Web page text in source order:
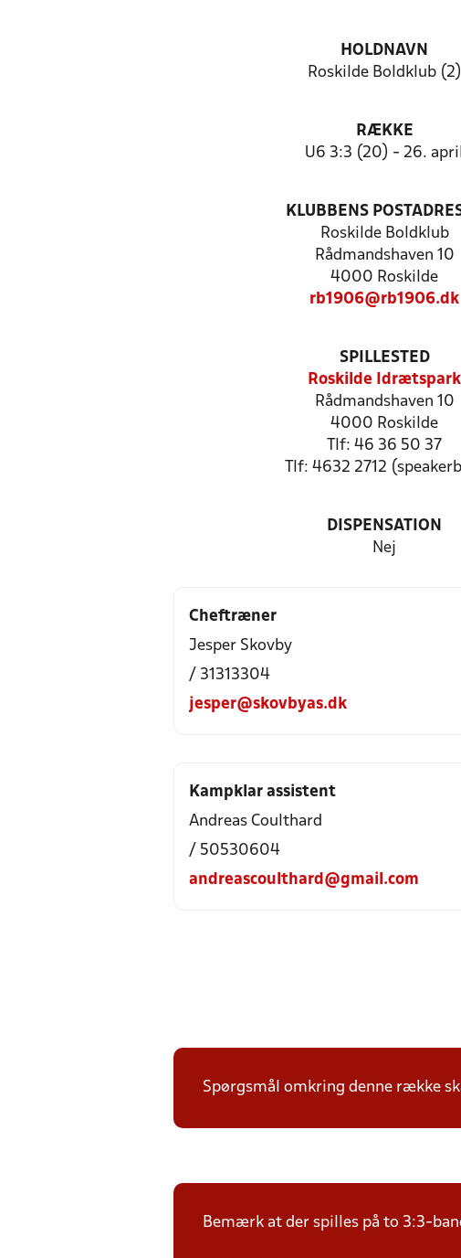
HOLDNAVN
Roskilde Boldklub (2)
RÆKKE
U6 3:3 (20) - 26. april
KLUBBENS
Roskilde Boldklub
Rådmandshaven 10
4000 Roskilde
rb1906@rb1906.dk
SPILLESTED
Roskilde Idrætspark
Rådmandshaven 10
4000 Roskilde
Tlf: 46 36 50 37
Tlf: 4632 2712
DISPENSATION
Nej
Cheftræner
Jesper Skovby
/ 31313304
jesper@skovbyas.dk
Kampklar assistent
Andreas Coulthard
/ 50530604
andreascoulthard@gmail.com
Spørgsmål omkring denne række
Bemærk at der spilles på to 3:3-